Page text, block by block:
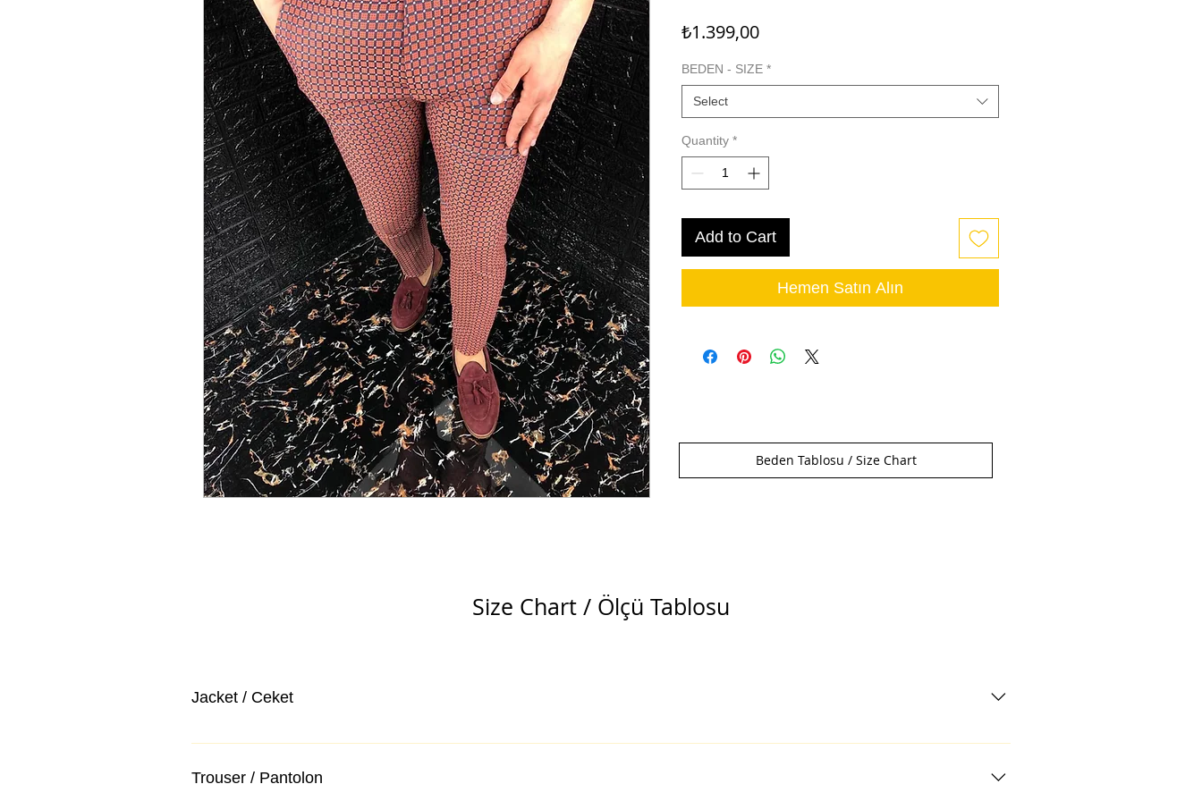
₺1.399,00Price
BEDEN - SIZE *
Select
Quantity *
Add to Cart
Hemen Satın Alın
Beden Tablosu / Size Chart
Size Chart / Ölçü Tablosu
Jacket / Ceket
Trouser / Pantolon